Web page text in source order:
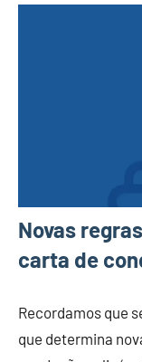
Novas
carta de
Recordamos que
que determina